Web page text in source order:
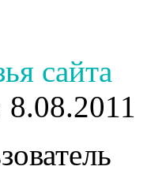
сайта
8.08.2011